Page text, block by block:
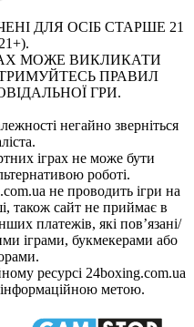
ДЛЯ ОСІБ СТАРШЕ 21
МОЖЕ ВИКЛИКАТИ
ПРАВИЛ
ГРИ.
негайно зверніться
іграх не може бути
роботі.
не проводить ігри на
також сайт не приймає в
платежів, які пов’язані/
іграми, букмекерами або
ресурсі 24boxing.com.ua
метою.